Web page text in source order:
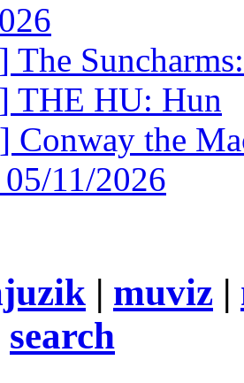
The
THE HU: Hun
Conway the
11/2026
| muviz |
search